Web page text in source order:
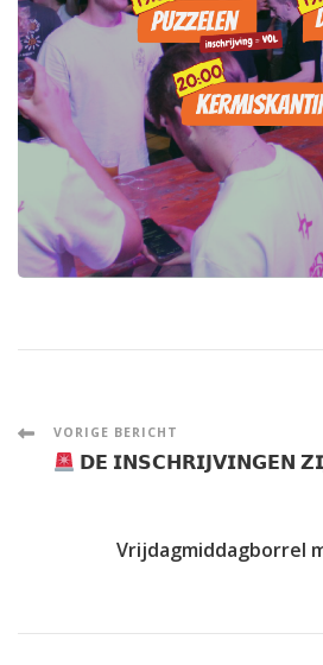
Post
VORIGE BERICHT
𝗗𝗘 𝗜𝗡𝗦𝗖𝗛𝗥𝗜𝗝𝗩𝗜𝗡𝗚𝗘𝗡
Vrijdagmiddagborrel